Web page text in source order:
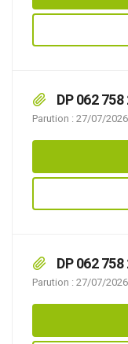
DP 062 758
Rue Léon
extérieure
Parution : 27/07/2026
DP 062 758
– 14 Route de
Façades par
Parution : 27/07/2026